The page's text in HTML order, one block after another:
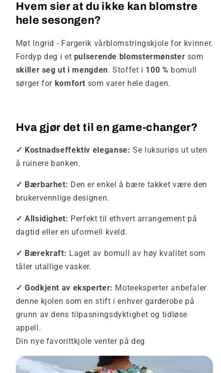
vårlig
og
kjole
vårlig
og
luftig
kjole
Hvem sier at du ikke kan blomstre
hele sesongen?
Møt Ingrid - Fargerik vårblomstringskjole for kvinner.
Fordyp deg i et pulserende blomstermønster som
skiller seg ut i mengden. Stoffet i 100 % bomull
sørger for komfort som varer hele dagen.
Hva gjør det til en game-changer?
✓ Kostnadseffektiv eleganse:Se luksuriøs ut uten
å ruinere banken.
✓ Bærbarhet: Den er enkel å bære takket være den
brukervennlige designen.
✓ Allsidighet: Perfekt til ethvert arrangement på
dagtid eller en uformell kveld.
✓ Bærekraft: Laget av bomull av høy kvalitet som
tåler utallige vasker.
✓ Godkjent av eksperter: Moteeksperter anbefaler
denne kjolen som en stift i enhver garderobe på
grunn av dens tilpasningsdyktighet og tidløse
appell.
Din nye favorittkjole venter på deg